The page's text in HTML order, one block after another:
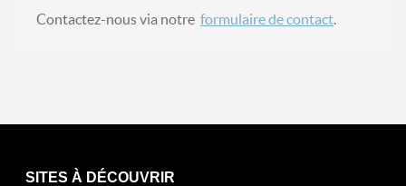
Contactez-nous via notre formulaire de contact.
SITES À DÉCOUVRIR